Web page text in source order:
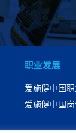
职业发展
爱施健中国
爱施健中国